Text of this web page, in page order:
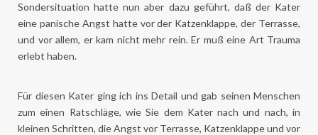
Sondersituation hatte nun aber dazu geführt, daß der Kater
eine panische Angst hatte vor der Katzenklappe, der Terrasse,
und vor allem, er kam nicht mehr rein. Er muß eine Art Trauma
erlebt haben.
Für diesen Kater ging ich ins Detail und gab seinen Menschen
zum einen Ratschläge, wie Sie dem Kater nach und nach, in
kleinen Schritten, die Angst vor Terrasse, Katzenklappe und vor